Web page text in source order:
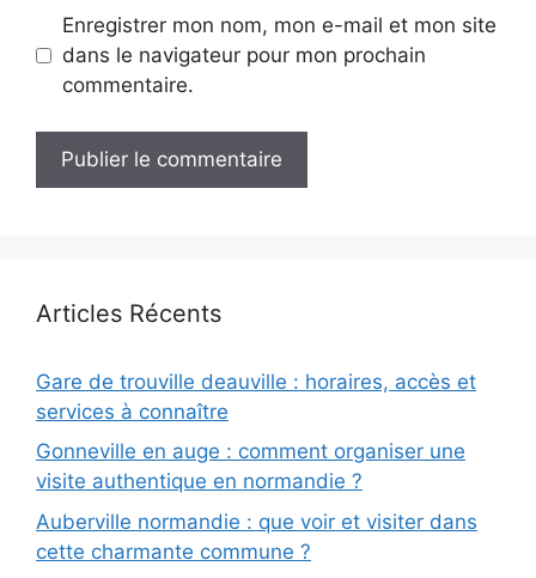
Enregistrer mon nom, mon e-mail et mon site
dans le navigateur pour mon prochain
commentaire.
Articles Récents
Gare de trouville deauville : horaires, accès et
services à connaître
Gonneville en auge : comment organiser une
visite authentique en normandie ?
Auberville normandie : que voir et visiter dans
cette charmante commune ?